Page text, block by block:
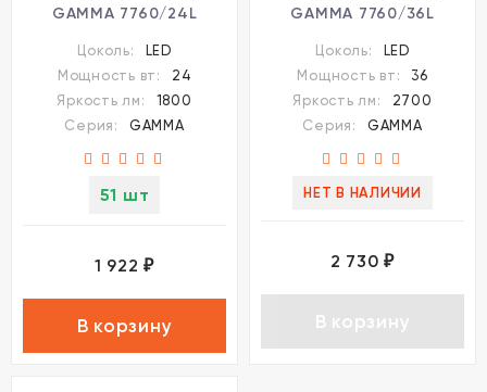
GAMMA 7760/24L
Цоколь:
LED
Мощность вт:
24
Яркость лм:
1800
Серия:
GAMMA
51 шт
1 922₽
В корзину
GAMMA 7760/36L
Цоколь:
LED
Мощность вт:
36
Яркость лм:
2700
Серия:
GAMMA
НЕТ В НАЛИЧИИ
2 730₽
В корзину